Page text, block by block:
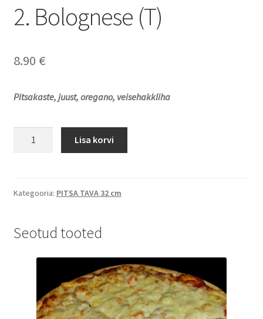
2. Bolognese (T)
8.90 €
Pitsakaste, juust, oregano, veisehakkliha
Lisa korvi
Kategooria: PITSA TAVA 32 cm
Seotud tooted